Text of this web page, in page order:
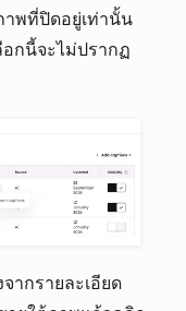
พที่ปิดอยู่เท่านั้น
กนี้จะไม่ปรากฏ
ากรายละเอียด